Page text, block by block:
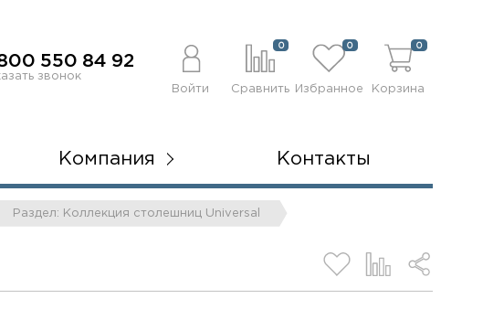
550 84 92
звонок
Войти
0
Сравнить
0
Избранное
0
Корзина
Компания Контакты
Раздел: Коллекция столешниц Universal